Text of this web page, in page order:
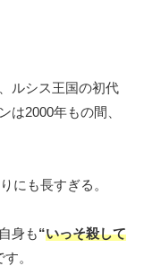
ルシス王国の初代
は2000年もの間、
にも長すぎる。
身も“いっそ殺して
。